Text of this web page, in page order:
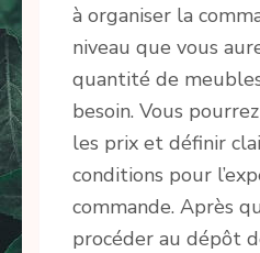
à organiser la
niveau que vous
quantité de
besoin. Vous
les prix et définir
conditions pour
commande. Après
procéder au dépôt